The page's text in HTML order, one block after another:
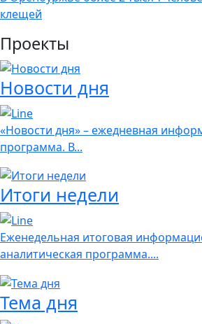
клещей
Проекты
Новости дня
«Новости дня» – ежедневная
программа. В...
Итоги недели
Еженедельная итоговая
аналитическая программа....
Тема дня